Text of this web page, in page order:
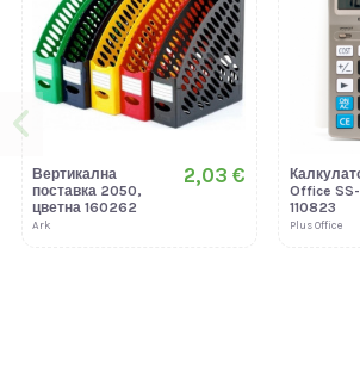
Вертикална
поставка 2050,
цветна 160262
Ark
2,03 €
Office
110823
Plus Office